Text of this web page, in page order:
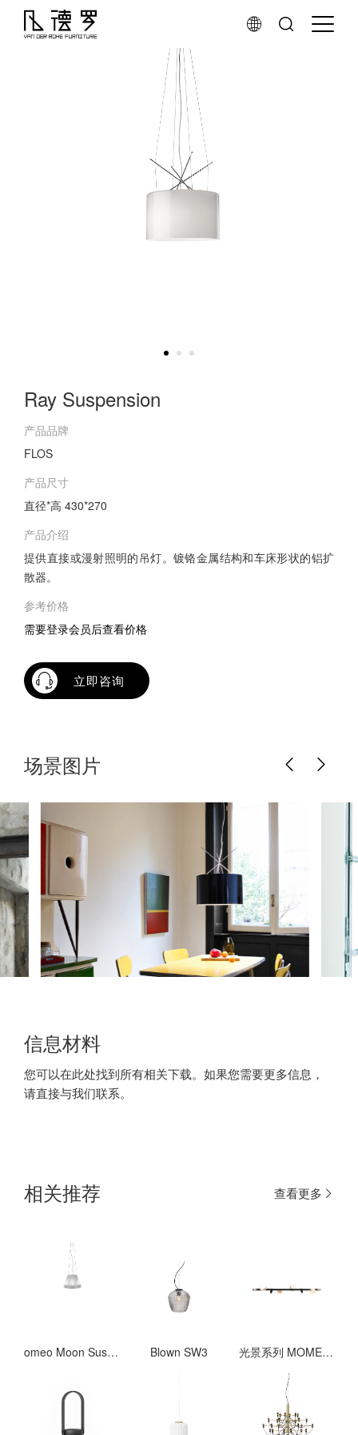
Ray Suspension
产品品牌
FLOS
产品尺寸
直径*高 430*270
产品介绍
提供直接或漫射照明的吊灯。镀铬金属结构和车床形状的铝扩
散器。
参考价格
需要登录会员后查看价格
立即咨询
场景图片
信息材料
您可以在此处找到所有相关下载。如果您需要更多信息，
请直接与我们联系。
相关推荐 查看更多
omeo Moon Suspension Blown SW3 光景系列 MOMENT SERIES